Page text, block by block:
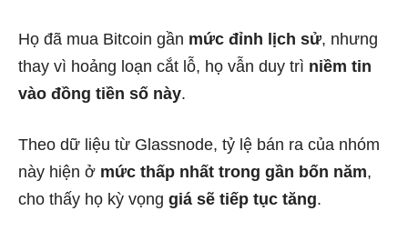
Họ đã mua Bitcoin gần mức đỉnh lịch sử, nhưng
thay vì hoảng loạn cắt lỗ, họ vẫn duy trì niềm tin
vào đồng tiền số này.
Theo dữ liệu từ Glassnode, tỷ lệ bán ra của nhóm
này hiện ở mức thấp nhất trong gần bốn năm,
cho thấy họ kỳ vọng giá sẽ tiếp tục tăng.